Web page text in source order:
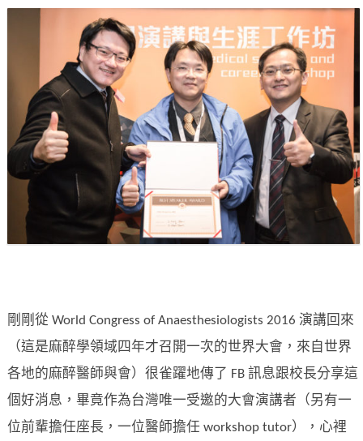
剛剛從 World Congress of Anaesthesiologists 2016 演講回來
（這是麻醉學領域四年才召開一次的世界大會，來自世界
各地的麻醉醫師與會）很雀躍地傳了 FB 訊息跟校長分享這
個好消息，畢竟作為台灣唯一受邀的大會演講者（另有一
位前輩擔任座長，一位醫師擔任 workshop tutor），心裡